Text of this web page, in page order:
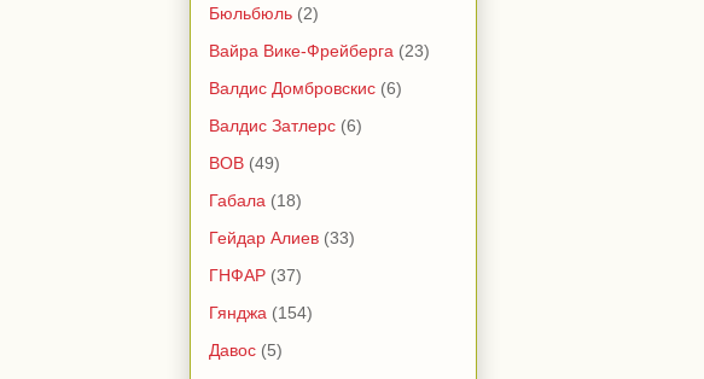
Бюльбюль (2)
Вайра Вике-Фрейберга (23)
Валдис Домбровскис (6)
Валдис Затлерс (6)
ВОВ (49)
Габала (18)
Гейдар Алиев (33)
ГНФАР (37)
Гянджа (154)
Давос (5)